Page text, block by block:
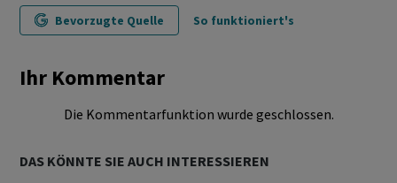
Bevorzugte Quelle So funktioniert's
Ihr Kommentar
Die Kommentarfunktion wurde geschlossen.
DAS KÖNNTE SIE AUCH INTERESSIEREN